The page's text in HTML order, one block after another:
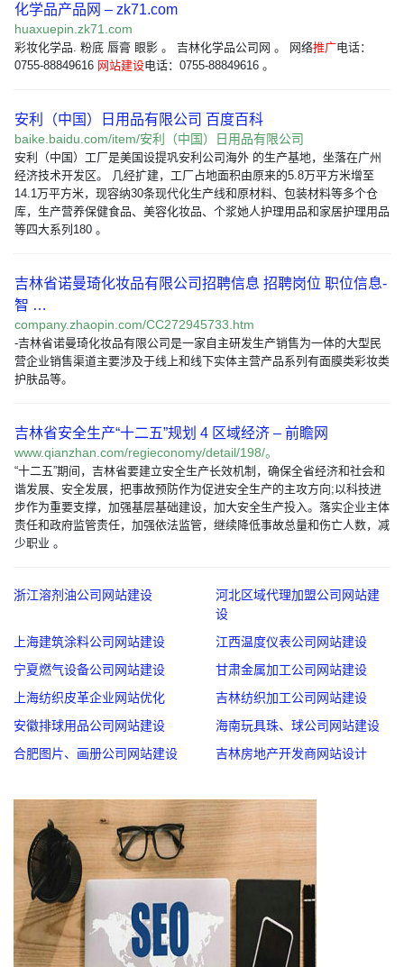
化学品产品网 – zk71.com
huaxuepin.zk71.com
彩妆化学品. 粉底 唇膏 眼影 。 吉林化学品公司网 。 网络推广电话：
0755-88849616 网站建设电话：0755-88849616 。
安利（中国）日用品有限公司 百度百科
baike.baidu.com/item/安利（中国）日用品有限公司
安利（中国）工厂是美国设提巩安利公司海外 的生产基地，坐落在广州
经济技术开发区。 几经扩建，工厂占地面积由原来的5.8万平方米增至
14.1万平方米，现容纳30条现代化生产线和原材料、包装材料等多个仓
库，生产营养保健食品、美容化妆品、个浆她人护理用品和家居护理用品
等四大系列180 。
吉林省诺曼琦化妆品有限公司招聘信息 招聘岗位 职位信息-
智 …
company.zhaopin.com/CC272945733.htm
-吉林省诺曼琦化妆品有限公司是一家自主研发生产销售为一体的大型民
营企业销售渠道主要涉及于线上和线下实体主营产品系列有面膜类彩妆类
护肤品等。
吉林省安全生产“十二五”规划 4 区域经济 – 前瞻网
www.qianzhan.com/regieconomy/detail/198/。
“十二五”期间，吉林省要建立安全生产长效机制，确保全省经济和社会和
谐发展、安全发展，把事故预防作为促进安全生产的主攻方向;以科技进
步作为重要支撑，加强基层基础建设，加大安全生产投入。落实企业主体
责任和政府监管责任，加强依法监管，继续降低事故总量和伤亡人数，减
少职业 。
浙江溶剂油公司网站建设
河北区域代理加盟公司网站建
设
上海建筑涂料公司网站建设
江西温度仪表公司网站建设
宁夏燃气设备公司网站建设
甘肃金属加工公司网站建设
上海纺织皮革企业网站优化
吉林纺织加工公司网站建设
安徽排球用品公司网站建设
海南玩具珠、球公司网站建设
合肥图片、画册公司网站建设
吉林房地产开发商网站设计